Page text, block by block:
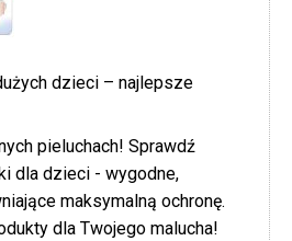
dzieci – najlepsze
pieluchach! Sprawdź
dla dzieci - wygodne,
maksymalną ochronę.
dla Twojego malucha!